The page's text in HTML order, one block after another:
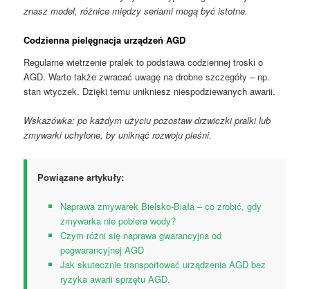
znasz model, różnice między seriami mogą być istotne.
Codzienna pielęgnacja urządzeń AGD
Regularne wietrzenie pralek to podstawa codziennej troski o
AGD. Warto także zwracać uwagę na drobne szczegóły – np.
stan wtyczek. Dzięki temu unikniesz niespodziewanych awarii.
Wskazówka: po każdym użyciu pozostaw drzwiczki pralki lub
zmywarki uchylone, by uniknąć rozwoju pleśni.
Powiązane artykuły:
Naprawa zmywarek Bielsko-Biała – co zrobić, gdy
zmywarka nie pobiera wody?
Czym różni się naprawa gwarancyjna od
pogwarancyjnej AGD
Jak skutecznie transportować urządzenia AGD bez
ryzyka awarii sprzętu AGD.